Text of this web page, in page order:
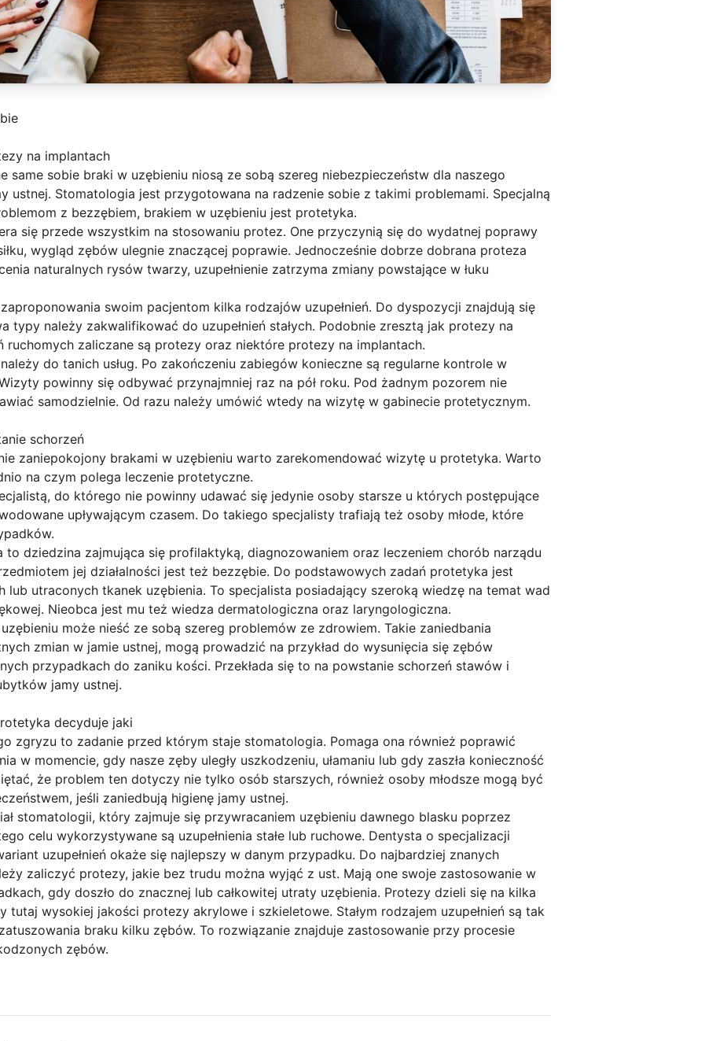
na implantach
same sobie braki w uzębieniu niosą ze sobą szereg niebezpieczeństw dla naszego
ustnej. Stomatologia jest przygotowana na radzenie sobie z takimi problemami. Specjalną
z bezzębiem, brakiem w uzębieniu jest protetyka.
się przede wszystkim na stosowaniu protez. One przyczynią się do wydatnej poprawy
wygląd zębów ulegnie znaczącej poprawie. Jednocześnie dobrze dobrana proteza
naturalnych rysów twarzy, uzupełnienie zatrzyma zmiany powstające w łuku
swoim pacjentom kilka rodzajów uzupełnień. Do dyspozycji znajdują się
typy należy zakwalifikować do uzupełnień stałych. Podobnie zresztą jak protezy na
ruchomych zaliczane są protezy oraz niektóre protezy na implantach.
do tanich usług. Po zakończeniu zabiegów konieczne są regularne kontrole w
powinny się odbywać przynajmniej raz na pół roku. Pod żadnym pozorem nie
samodzielnie. Od razu należy umówić wtedy na wizytę w gabinecie protetycznym.
schorzeń
zaniepokojony brakami w uzębieniu warto zarekomendować wizytę u protetyka. Warto
na czym polega leczenie protetyczne.
do którego nie powinny udawać się jedynie osoby starsze u których postępujące
upływającym czasem. Do takiego specjalisty trafiają też osoby młode, które
dziedzina zajmująca się profilaktyką, diagnozowaniem oraz leczeniem chorób narządu
jej działalności jest też bezzębie. Do podstawowych zadań protetyka jest
lub utraconych tkanek uzębienia. To specjalista posiadający szeroką wiedzę na temat wad
Nieobca jest mu też wiedza dermatologiczna oraz laryngologiczna.
może nieść ze sobą szereg problemów ze zdrowiem. Takie zaniedbania
zmian w jamie ustnej, mogą prowadzić na przykład do wysunięcia się zębów
przypadkach do zaniku kości. Przekłada się to na powstanie schorzeń stawów i
jamy ustnej.
decyduje jaki
zgryzu to zadanie przed którym staje stomatologia. Pomaga ona również poprawić
w momencie, gdy nasze zęby uległy uszkodzeniu, ułamaniu lub gdy zaszła konieczność
że problem ten dotyczy nie tylko osób starszych, również osoby młodsze mogą być
jeśli zaniedbują higienę jamy ustnej.
stomatologii, który zajmuje się przywracaniem uzębieniu dawnego blasku poprzez
celu wykorzystywane są uzupełnienia stałe lub ruchowe. Dentysta o specjalizacji
uzupełnień okaże się najlepszy w danym przypadku. Do najbardziej znanych
zaliczyć protezy, jakie bez trudu można wyjąć z ust. Mają one swoje zastosowanie w
gdy doszło do znacznej lub całkowitej utraty uzębienia. Protezy dzieli się na kilka
tutaj wysokiej jakości protezy akrylowe i szkieletowe. Stałym rodzajem uzupełnień są tak
braku kilku zębów. To rozwiązanie znajduje zastosowanie przy procesie
zębów.